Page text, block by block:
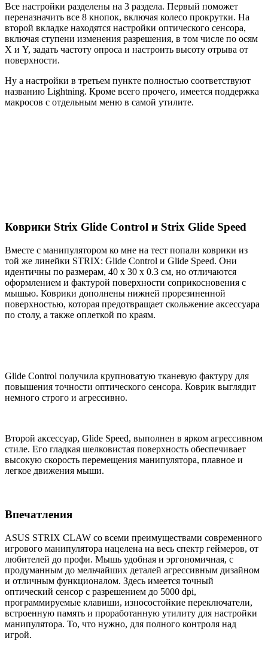
Все настройки разделены на 3 раздела. Первый поможет
переназначить все 8 кнопок, включая колесо прокрутки. На
второй вкладке находятся настройки оптического сенсора,
включая ступени изменения разрешения, в том числе по осям
X и Y, задать частоту опроса и настроить высоту отрыва от
поверхности.
Ну а настройки в третьем пункте полностью соответствуют
названию Lightning. Кроме всего прочего, имеется поддержка
макросов с отдельным меню в самой утилите.
Коврики Strix Glide Control и Strix Glide Speed
Вместе с манипулятором ко мне на тест попали коврики из
той же линейки STRIX: Glide Control и Glide Speed. Они
идентичны по размерам, 40 х 30 х 0.3 см, но отличаются
оформлением и фактурой поверхности соприкосновения с
мышью. Коврики дополнены нижней прорезиненной
поверхностью, которая предотвращает скольжение аксессуара
по столу, а также оплеткой по краям.
Glide Control получила крупноватую тканевую фактуру для
повышения точности оптического сенсора. Коврик выглядит
немного строго и агрессивно.
Второй аксессуар, Glide Speed, выполнен в ярком агрессивном
стиле. Его гладкая шелковистая поверхность обеспечивает
высокую скорость перемещения манипулятора, плавное и
легкое движения мыши.
Впечатления
ASUS STRIX CLAW со всеми преимуществами современного
игрового манипулятора нацелена на весь спектр геймеров, от
любителей до профи. Мышь удобная и эргономичная, с
продуманным до мельчайших деталей агрессивным дизайном
и отличным функционалом. Здесь имеется точный
оптический сенсор с разрешением до 5000 dpi,
программируемые клавиши, износостойкие переключатели,
встроенную память и проработанную утилиту для настройки
манипулятора. То, что нужно, для полного контроля над
игрой.